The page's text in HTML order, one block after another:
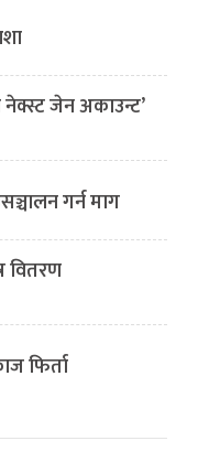
जेन अकाउन्ट’
गर्न माग
वितरण
फिर्ता